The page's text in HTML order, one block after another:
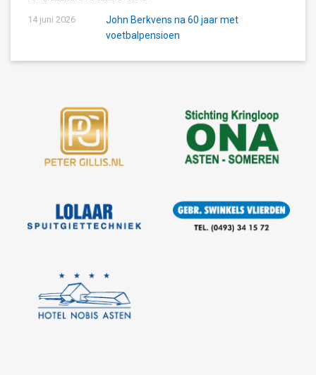
14 juni 2026
John Berkvens na 60 jaar met
voetbalpensioen